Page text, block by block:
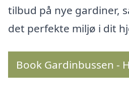
tilbud på nye gardiner,
det perfekte miljø i dit
Book Gardinbussen -